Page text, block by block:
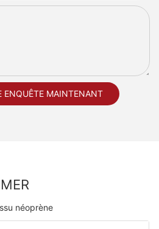
ENQUÊTE MAINTENANT
néoprène